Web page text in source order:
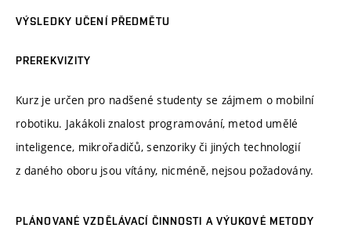
VÝSLEDKY UČENÍ PŘEDMĚTU
PREREKVIZITY
Kurz je určen pro nadšené studenty se zájmem o mobilní
robotiku. Jakákoli znalost programování, metod umělé
inteligence, mikrořadičů, senzoriky či jiných technologií
z daného oboru jsou vítány, nicméně, nejsou požadovány.
PLÁNOVANÉ VZDĚLÁVACÍ ČINNOSTI A VÝUKOVÉ METODY